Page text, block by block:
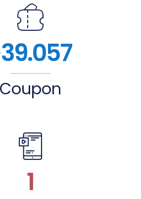
39.057
Coupon
1